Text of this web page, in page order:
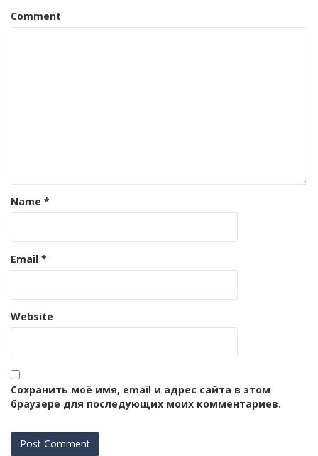
Comment
Name *
Email *
Website
Сохранить моё имя, email и адрес сайта в этом
браузере для последующих моих комментариев.